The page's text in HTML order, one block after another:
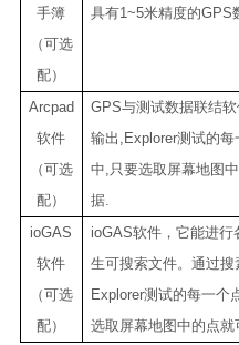
手簿
（可选
配）
具有1~5米精度的GPS
Arcpad
软件
（可选
配）
GPS与测试数据联结
输出 ,Explorer测试的每
中 只要选取屏幕地图
据.
ioGAS
软件
（可选
配）
ioGAS软件，它能进行
生可搜索文件。通过搜
Explorer测试的每一个
选取屏幕地图中的点